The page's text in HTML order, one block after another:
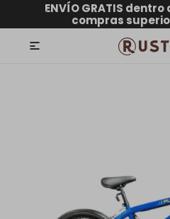
ENVÍOS A
GARANTÍA DE
hasta 12
ENVÍO GRATIS dentro
compras
